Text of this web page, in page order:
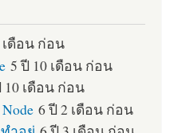
เดือน ก่อน
5 ปี 10 เดือน ก่อน
10 เดือน ก่อน
6 ปี 2 เดือน ก่อน